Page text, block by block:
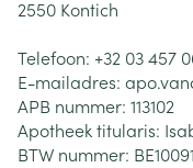
2550 Kontich
Telefoon: +32 03 457
E-mailadres:
APB nummer: 113102
Apotheek titularis:
BTW nummer: